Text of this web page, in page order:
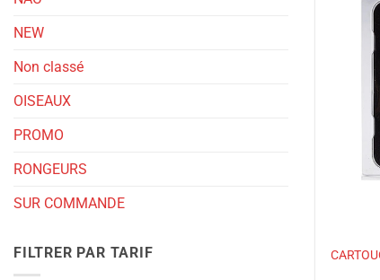
NEW
Non classé
OISEAUX
PROMO
RONGEURS
SUR COMMANDE
FILTRER PAR TARIF